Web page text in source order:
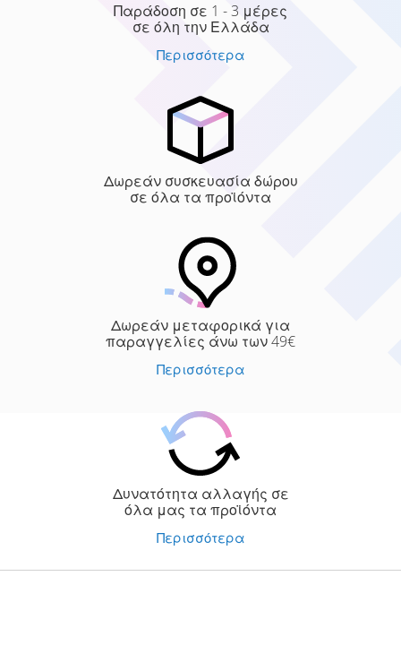
Παράδοση σε 1 - 3 μέρες
σε όλη την Ελλάδα
Περισσότερα
Δωρεάν συσκευασία δώρου
σε όλα τα προϊόντα
Δωρεάν μεταφορικά για
παραγγελίες άνω των 49€
Περισσότερα
Δυνατότητα αλλαγής σε
όλα μας τα προϊόντα
Περισσότερα